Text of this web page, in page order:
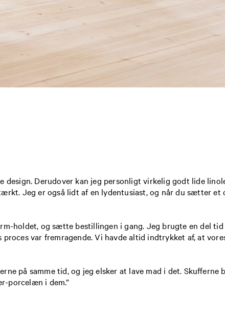
design. Derudover kan jeg personligt virkelig godt lide
Jeg er også lidt af en lydentusiast, og når du sætter
holdet, og sætte bestillingen i gang. Jeg brugte en del
var fremragende. Vi havde altid indtrykket af, at
på samme tid, og jeg elsker at lave mad i det.
porcelæn i dem.”